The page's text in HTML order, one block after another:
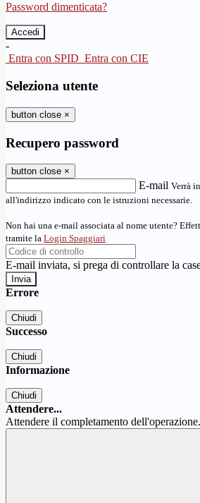
Password dimenticata?
-
Entra con SPID Entra con CIE
Seleziona utente
button close ×
Recupero password
button close ×
E-mail Verrà
all'indirizzo indicato con le istruzioni necessarie.
Non hai una e-mail associata al nome utente?
tramite la Login Spaggiari
E-mail inviata, si prega di controllare la
Errore
Chiudi
Successo
Chiudi
Informazione
Chiudi
Attendere...
Attendere il completamento